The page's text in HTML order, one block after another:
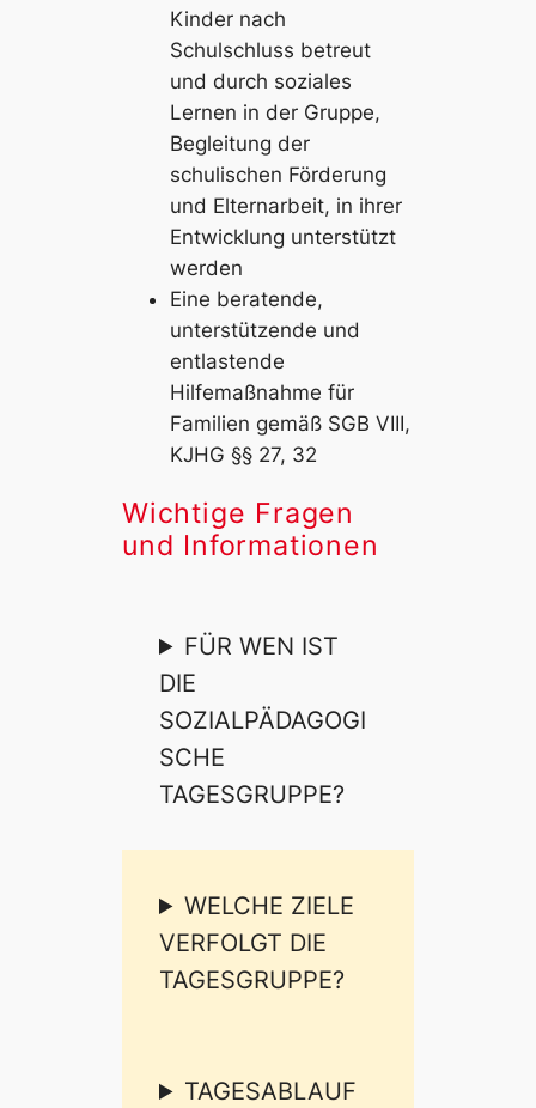
Kinder nach
Schulschluss betreut
und durch soziales
Lernen in der Gruppe,
Begleitung der
schulischen Förderung
und Elternarbeit, in ihrer
Entwicklung unterstützt
werden
Eine beratende,
unterstützende und
entlastende
Hilfemaßnahme für
Familien gemäß SGB VIII,
KJHG §§ 27, 32
Wichtige Fragen
und Informationen
FÜR WEN IST
DIE
SOZIALPÄDAGOGI
SCHE
TAGESGRUPPE?
WELCHE ZIELE
VERFOLGT DIE
TAGESGRUPPE?
TAGESABLAUF